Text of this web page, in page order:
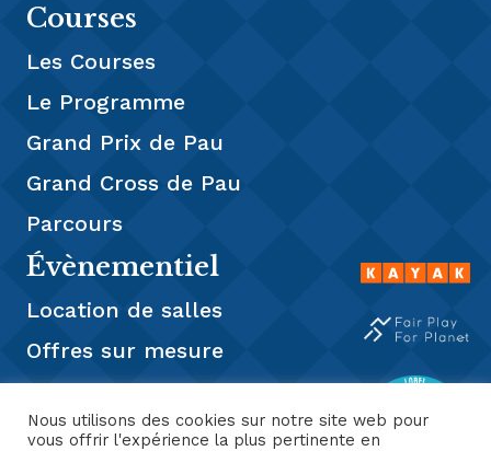
Courses
Les Courses
Le Programme
Grand Prix de Pau
Grand Cross de Pau
Parcours
Évènementiel
Location de salles
Offres sur mesure
Restauration
Presse
Nous utilisons des cookies sur notre site web pour
vous offrir l'expérience la plus pertinente en